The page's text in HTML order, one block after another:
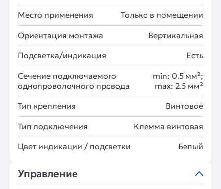
Место применения Только в помещении
Ориентация монтажа Вертикальная
Подсветка/индикация Есть
Сечение подключаемого
однопроволочного провода
min: 0.5 мм²;
max: 2.5 мм²
Тип крепления Винтовое
Тип подключения Клемма винтовая
Цвет индикации / подсветки Белый
Управление